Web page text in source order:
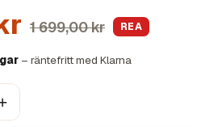
1 699,00 kr REA
– räntefritt med Klarna